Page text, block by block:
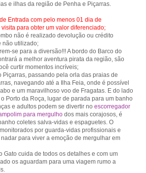
Entrada com pelo menos 01 dia de
para obter um valor diferenciado;
não é realizado devolução ou crédito
não utilizado;
se para a diversão!!! A bordo do Barco do
a melhor aventura pirata da região, são
curtir momentos incríveis;
Piçarras, passando pela orla das praias de
navegando até a Ilha Feia, onde é possível
e um maravilhoso voo de Fragatas. E do lado
Porto da Roça, lugar de parada para um banho
e adultos podem se divertir no escorregador
para mergulho dos mais corajosos, é
coletes salva-vidas e espaguetes. O
por guarda-vidas profissionais e
para viver a emoção de mergulhar em
Gato cuida de todos os detalhes e com um
os aguardam para uma viagem rumo a